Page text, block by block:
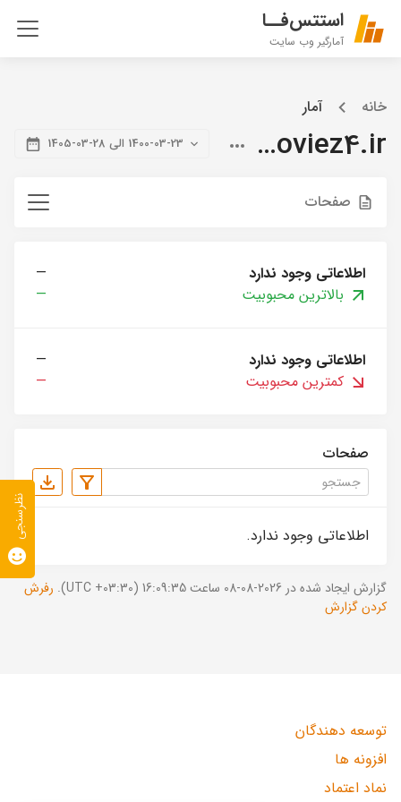
استتس‌فــا
آمارگیر وب سایت
خانه آمار
citymoviez4.ir 1400-03-23 الی 28-03-1405
صفحات
اطلاعاتی وجود ندارد
—
بالاترین محبوبیت
—
اطلاعاتی وجود ندارد
—
کمترین محبوبیت
—
صفحات
اطلاعاتی وجود ندارد.
گزارش ایجاد شده در 2026-08-08 ساعت 16:09:35 (UTC +03:30).
رفرش
کردن گزارش
توسعه دهندگان
افزونه ها
نماد اعتماد
نظرسنجی